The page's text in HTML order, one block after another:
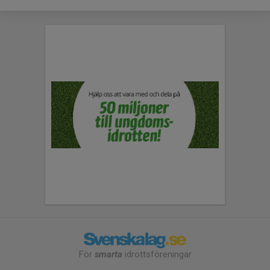
För smarta idrottsföreningar